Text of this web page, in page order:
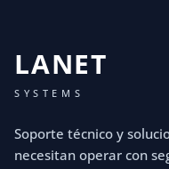
LANET
SYSTEMS
Soporte técnico y
necesitan operar con